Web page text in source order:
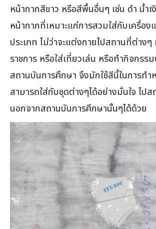
หน้ากากสีขาว หรือสีพื้นอื่นๆ เช่น ดำ น้ำเ
หน้ากากที่เหมาะแก่การสวมใส่กับเครื่อ
ประเภท ไม่ว่าจะแต่งกายไปสถานที่ต่าง
ราชการ หรือใส่เที่ยวเล่น หรือทำกิจกรร
สถานบันการศึกษา จึงมักใช้สีนี้ในการทำ
สามารถใส่กับชุดต่างๆได้อย่างมั่นใจ ไป
นอกจากสถานบันการศึกษานั้นๆได้ด้วย